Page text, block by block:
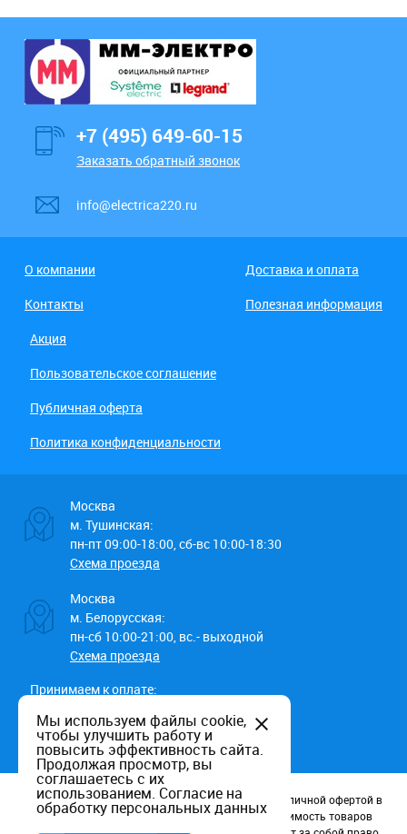
+7 (495) 649-60-15
Заказать обратный звонок
info@electrica220.ru
О компании
Доставка и оплата
Контакты
Полезная информация
Акция
Пользовательское соглашение
Публичная оферта
Политика конфиденциальности
Москва
м. Тушинская:
пн-пт 09:00-18:00, сб-вс 10:00-18:30
Схема проезда
Москва
м. Белорусская:
пн-сб 10:00-21:00, вс.- выходной
Схема проезда
Принимаем к оплате:
Данный информационный ресурс не является публичной офертой в
соотв. со статьей 437 (п.2) ГК РФ. Наличие и стоимость товаров
Мы используем файлы cookie,
чтобы улучшить работу и
повысить эффективность сайта.
Продолжая просмотр, вы
соглашаетесь с их
использованием. Согласие на
обработку персональных данных